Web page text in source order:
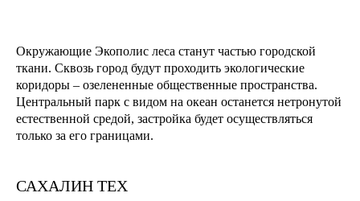
Окружающие Экополис леса станут частью городской
ткани. Сквозь город будут проходить экологические
коридоры – озелененные общественные пространства.
Центральный парк с видом на океан останется нетронутой
естественной средой, застройка будет осуществляться
только за его границами.
САХАЛИН ТЕХ